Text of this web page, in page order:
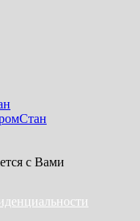
с Вами